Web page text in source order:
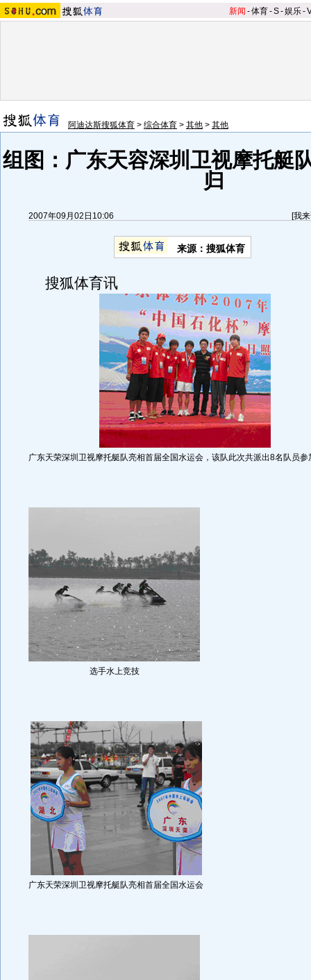
新闻 -体育-S-娱乐-
阿迪达斯搜狐体育 > 综合体育 > 其他 > 其他
组图：广东天容深圳卫视摩托艇
归
2007年09月02日10:06 [我
来源：搜狐体育
搜狐体育讯
广东天荣深圳卫视摩托艇队亮相首届全国水运会，该队此次共派出8名队员参
选手水上竞技
广东天荣深圳卫视摩托艇队亮相首届全国水运会